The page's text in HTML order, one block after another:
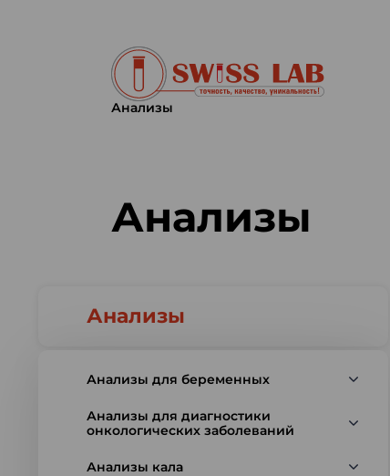
Анализы
Анализы
Анализы
Анализы для беременных
Анализы для диагностики
онкологических заболеваний
Анализы кала